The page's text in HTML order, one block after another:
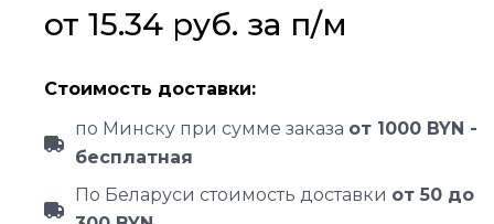
от 15.34 руб. за п/м
Стоимость доставки:
по Минску при сумме заказа от 1000 BYN -
бесплатная
По Беларуси стоимость доставки от 50 до